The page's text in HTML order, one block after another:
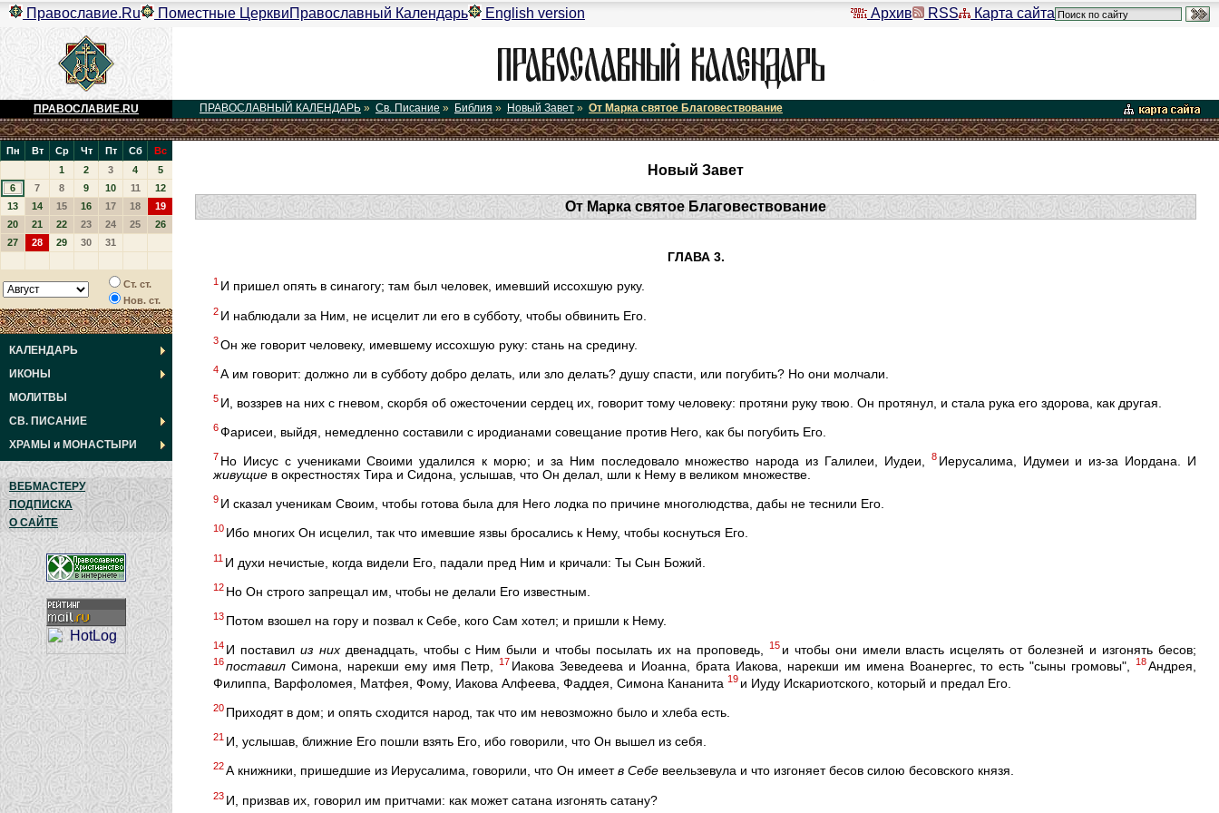
Архив RSS Карта сайта
Православие.Ru Поместные ЦерквиПравославный Календарь English version
ПРАВОСЛАВИЕ.RU ПРАВОСЛАВНЫЙ КАЛЕНДАРЬ » Св. Писание » Библия » Новый Завет » От Марка святое Благовествование
Пн Вт Ср Чт Пт Сб
Вс
1
2 3 4
5
6
7 8 9 10 11
12
13
14 15 16 17 18
19
20
21 22 23 24 25
26
27
28 29 30 31
Ст. ст.
Нов. ст.
КАЛЕНДАРЬ
ИКОНЫ
МОЛИТВЫ
СВ. ПИСАНИЕ
ХРАМЫ и МОНАСТЫРИ
ВЕБМАСТЕРУ
ПОДПИСКА
О САЙТЕ
Новый Завет
От Марка святое Благовествование
ГЛАВА 3.
1 И пришел опять в синагогу; там был человек, имевший иссохшую руку.
2 И наблюдали за Ним, не исцелит ли его в субботу, чтобы обвинить Его.
3Он же говорит человеку, имевшему иссохшую руку: стань на средину.
4А им говорит: должно ли в субботу добро делать, или зло делать? душу спасти, или погубить? Но они молчали.
5 И, воззрев на них с гневом, скорбя об ожесточении сердец их, говорит тому человеку: протяни руку твою. Он протянул, и стала рука его здорова, как другая.
6Фарисеи, выйдя, немедленно составили с иродианами совещание против Него, как бы погубить Его.
7 Но Иисус с учениками Своими удалился к морю; и за Ним последовало множество народа из Галилеи, Иудеи, 8 Иерусалима, Идумеи и из-за Иордана. И
живущие в окрестностях Тира и Сидона, услышав, что Он делал, шли к Нему в великом множестве.
9 И сказал ученикам Своим, чтобы готова была для Него лодка по причине многолюдства, дабы не теснили Его.
10 Ибо многих Он исцелил, так что имевшие язвы бросались к Нему, чтобы коснуться Его.
11 И духи нечистые, когда видели Его, падали пред Ним и кричали: Ты Сын Божий.
12 Но Он строго запрещал им, чтобы не делали Его известным.
13 Потом взошел на гору и позвал к Себе, кого Сам хотел; и пришли к Нему.
14 И поставил из нихдвенадцать, чтобы с Ним были и чтобы посылать их на проповедь, 15 и чтобы они имели власть исцелять от болезней и изгонять бесов;
16поставил Симона, нарекши ему имя Петр,17 Иакова Зеведеева и Иоанна, брата Иакова, нарекши им имена Воанергес, то есть "сыны громовы",18Андрея,
Филиппа, Варфоломея, Матфея, Фому, Иакова Алфеева, Фаддея, Симона Кананита 19 и Иуду Искариотского, который и предал Его.
20 Приходят в дом; и опять сходится народ, так что им невозможно было и хлеба есть.
21 И, услышав, ближние Его пошли взять Его, ибо говорили, что Он вышел из себя.
22А книжники, пришедшие из Иерусалима, говорили, что Он имеет в Себе веельзевула и что изгоняет бесов силою бесовского князя.
23 И, призвав их, говорил им притчами: как может сатана изгонять сатану?